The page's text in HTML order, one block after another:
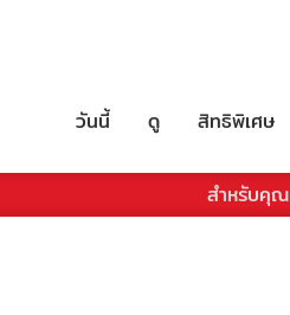
วันนี้ ดู สิทธิพิเศษ
สำหรับคุณ